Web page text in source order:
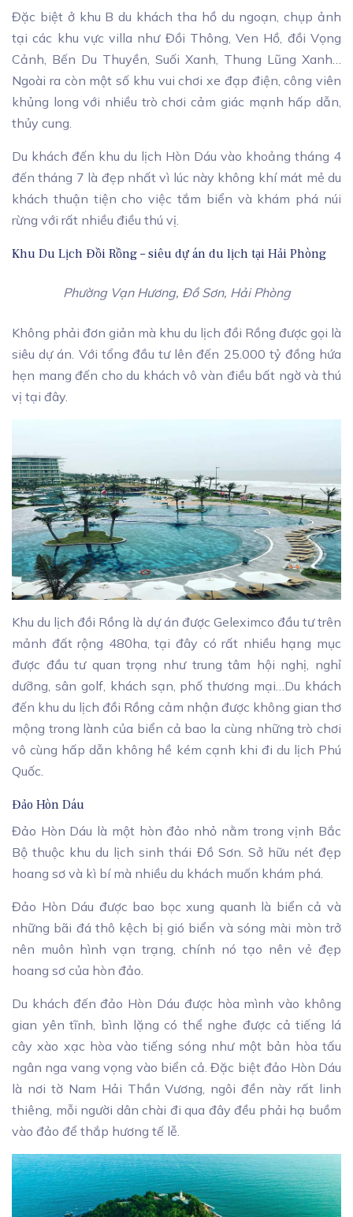
Đặc biệt ở khu B du khách tha hồ du ngoạn, chụp ảnh
tại các khu vực villa như Đồi Thông, Ven Hồ, đồi Vọng
Cảnh, Bến Du Thuyền, Suối Xanh, Thung Lũng Xanh…
Ngoài ra còn một số khu vui chơi xe đạp điện, công viên
khủng long với nhiều trò chơi cảm giác mạnh hấp dẫn,
thủy cung.
Du khách đến khu du lịch Hòn Dáu vào khoảng tháng 4
đến tháng 7 là đẹp nhất vì lúc này không khí mát mẻ du
khách thuận tiện cho việc tắm biển và khám phá núi
rừng với rất nhiều điều thú vị.
Khu Du Lịch Đồi Rồng – siêu dự án du lịch tại Hải Phòng
Phường Vạn Hương, Đồ Sơn, Hải Phòng
Không phải đơn giản mà khu du lịch đồi Rồng được gọi là
siêu dự án. Với tổng đầu tư lên đến 25.000 tỷ đồng hứa
hẹn mang đến cho du khách vô vàn điều bất ngờ và thú
vị tại đây.
Khu du lịch đồi Rồng là dự án được Geleximco đầu tư trên
mảnh đất rộng 480ha, tại đây có rất nhiều hạng mục
được đầu tư quan trọng như trung tâm hội nghị, nghỉ
dưỡng, sân golf, khách sạn, phố thương mại…Du khách
đến khu du lịch đồi Rồng cảm nhận được không gian thơ
mộng trong lành của biển cả bao la cùng những trò chơi
vô cùng hấp dẫn không hề kém cạnh khi đi du lịch Phú
Quốc.
Đảo Hòn Dáu
Đảo Hòn Dáu là một hòn đảo nhỏ nằm trong vịnh Bắc
Bộ thuộc khu du lịch sinh thái Đồ Sơn. Sở hữu nét đẹp
hoang sơ và kì bí mà nhiều du khách muốn khám phá.
Đảo Hòn Dáu được bao bọc xung quanh là biển cả và
những bãi đá thô kệch bị gió biển và sóng mài mòn trở
nên muôn hình vạn trạng, chính nó tạo nên vẻ đẹp
hoang sơ của hòn đảo.
Du khách đến đảo Hòn Dáu được hòa mình vào không
gian yên tĩnh, bình lặng có thể nghe được cả tiếng lá
cây xào xạc hòa vào tiếng sóng như một bản hòa tấu
ngân nga vang vọng vào biển cả. Đặc biệt đảo Hòn Dáu
là nơi tờ Nam Hải Thần Vương, ngôi đền này rất linh
thiêng, mỗi người dân chài đi qua đây đều phải hạ buồm
vào đảo để thắp hương tế lễ.